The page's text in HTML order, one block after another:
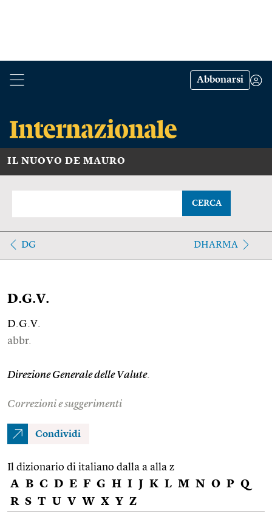
Abbonarsi
IL NUOVO DE MAURO
CERCA
DG DHARMA
D.G.V.
D.G.V.
abbr.
Direzione Generale delle Valute.
Correzioni e suggerimenti
Condividi
Il dizionario di italiano dalla a alla z
A B C D E F G H I J K L M N O P Q
R S T U V W X Y Z